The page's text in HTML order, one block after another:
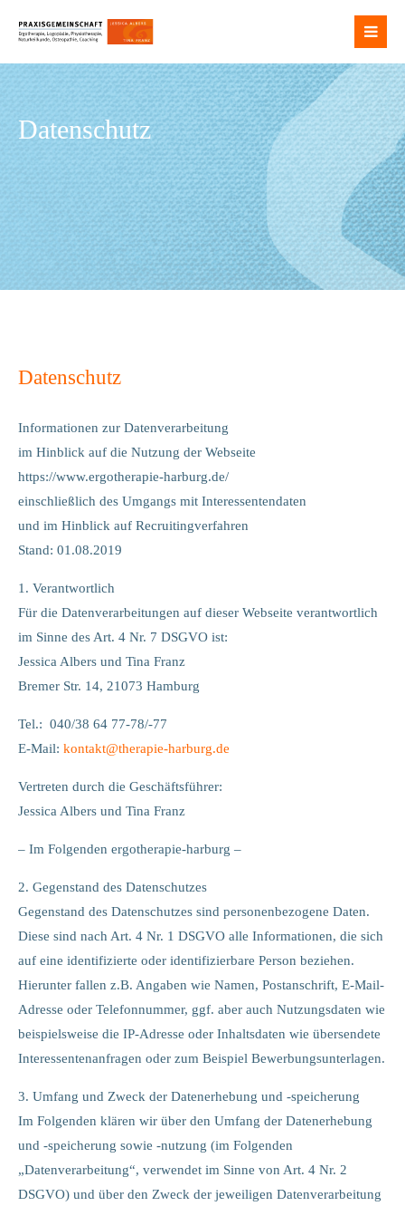
Login
Benutzername
Anmelden
Support
24h/ 365days
We offer support for our customers
Get in touch
376-293 City Road, Suite 600
San Francisco, CA 94102
Have any questions?
info@yourdomain.com
Lorem ipsum dolor sit amet, consectetuer adipiscing elit.
Aenean commodo ligula eget dolor. Aenean massa. Cum sociis
natoque penatibus et magnis dis parturient montes, nascetur
ridiculus mus. Donec quam felis, ultricies nec.
Datenschutz
Datenschutz
Informationen zur Datenverarbeitung
im Hinblick auf die Nutzung der Webseite
https://www.ergotherapie-harburg.de/
einschließlich des Umgangs mit Interessentendaten
und im Hinblick auf Recruitingverfahren
Stand: 01.08.2019
1. Verantwortlich
Für die Datenverarbeitungen auf dieser Webseite verantwortlich
im Sinne des Art. 4 Nr. 7 DSGVO ist:
Jessica Albers und Tina Franz
Bremer Str. 14, 21073 Hamburg
Tel.: 040/38 64 77-78/-77
E-Mail: kontakt@therapie-harburg.de
Vertreten durch die Geschäftsführer:
Jessica Albers und Tina Franz
– Im Folgenden ergotherapie-harburg –
2. Gegenstand des Datenschutzes
Gegenstand des Datenschutzes sind personenbezogene Daten.
Diese sind nach Art. 4 Nr. 1 DSGVO alle Informationen, die sich
auf eine identifizierte oder identifizierbare Person beziehen.
Hierunter fallen z.B. Angaben wie Namen, Postanschrift, E-Mail-
Adresse oder Telefonnummer, ggf. aber auch Nutzungsdaten wie
beispielsweise die IP-Adresse oder Inhaltsdaten wie übersendete
Interessentenanfragen oder zum Beispiel Bewerbungsunterlagen.
3. Umfang und Zweck der Datenerhebung und -speicherung
Im Folgenden klären wir über den Umfang der Datenerhebung
und -speicherung sowie -nutzung (im Folgenden
„Datenverarbeitung“, verwendet im Sinne von Art. 4 Nr. 2
DSGVO) und über den Zweck der jeweiligen Datenverarbeitung